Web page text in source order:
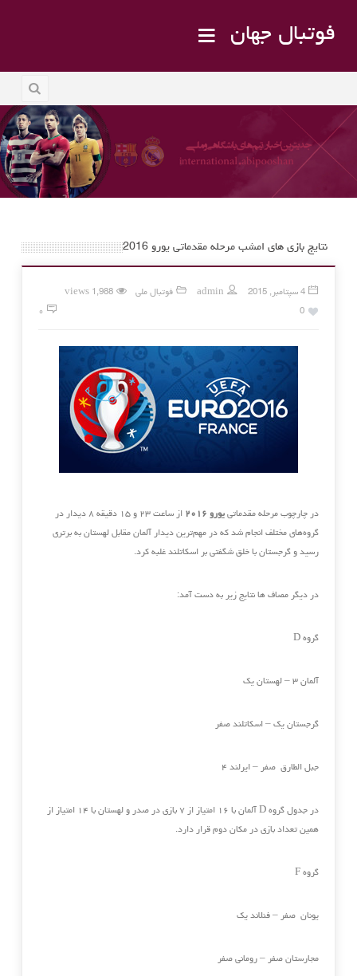
فوتبال جهان
نتایج بازی های امشب مرحله مقدماتی یورو 2016
4 سپتامبر, 2015 admin فوتبال ملی
1,988 views
0
۰
در چارچوب مرحله مقدماتی یورو ۲۰۱۶
از ساعت ۲۳ و ۱۵ دقیقه ۸ دیدار در
گروه‌های مختلف انجام شد که در مهم‌ترین دیدار آلمان مقابل لهستان به برتری
رسید و گرجستان با خلق شگفتی بر اسکاتلند غلبه کرد.
در دیگر مصاف ها نتایج زیر به دست آمد:
گروه D
آلمان ۳ – لهستان یک
گرجستان یک – اسکاتلند صفر
جبل الطارق صفر – ایرلند ۴
در جدول گروه D آلمان با ۱۶ امتیاز از ۷ بازی در صدر و لهستان با ۱۴ امتیاز از
همین تعداد بازی در مکان دوم قرار دارد.
گروه F
یونان صفر – فنلاند یک
مجارستان صفر – رومانی صفر